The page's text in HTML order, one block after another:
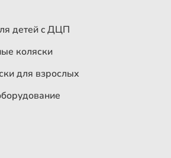
детей c ДЦП
коляски
для взрослых